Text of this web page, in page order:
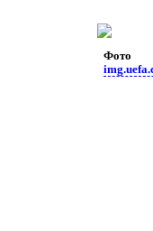
Фото